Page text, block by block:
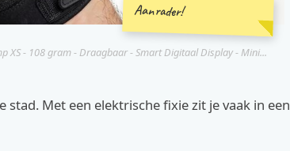
Aanrader!
XS - 108 gram - Draagbaar - Smart Digitaal Display - Mini...
stad. Met een elektrische fixie zit je vaak in een